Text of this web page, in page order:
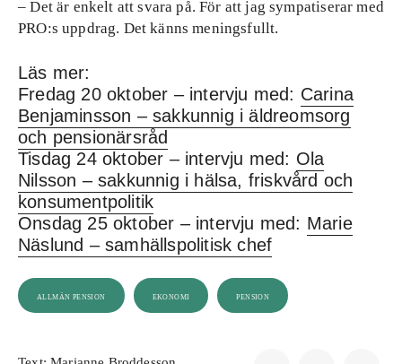
– Det är enkelt att svara på. För att jag sympatiserar med
PRO:s uppdrag. Det känns meningsfullt.
Läs mer:
Fredag 20 oktober – intervju med: Carina
Benjaminsson – sakkunnig i äldreomsorg
och pensionärsråd
Tisdag 24 oktober – intervju med: Ola
Nilsson – sakkunnig i hälsa, friskvård och
konsumentpolitik
Onsdag 25 oktober – intervju med: Marie
Näslund – samhällspolitisk chef
ALLMÄN PENSION EKONOMI PENSION